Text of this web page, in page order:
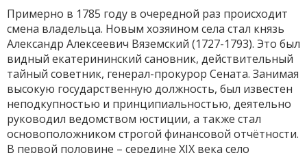
Примерно в 1785 году в очередной раз происходит
смена владельца. Новым хозяином села стал князь
Александр Алексеевич Вяземский (1727-1793). Это был
видный екатерининский сановник, действительный
тайный советник, генерал-прокурор Сената. Занимая
высокую государственную должность, был известен
неподкупностью и принципиальностью, деятельно
руководил ведомством юстиции, а также стал
основоположником строгой финансовой отчётности.
В первой половине – середине XIX века село